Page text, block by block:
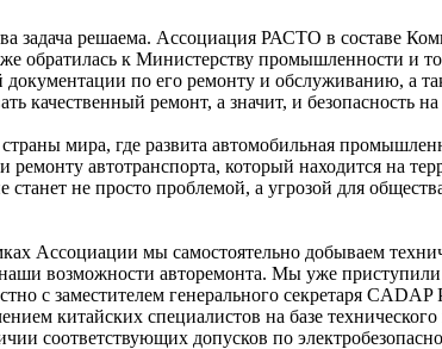
задача решаема. Ассоциация РАСТО в
обратилась к Министерству промышленности и
по его ремонту и обслуживанию, а
качественный ремонт, а значит, и безопасность
мира, где развита автомобильная
автотранспорта, который находится на
не просто проблемой, а угрозой для
Ассоциации мы самостоятельно добываем
возможности авторемонта. Мы уже
с заместителем генерального секретаря
китайских специалистов на базе
соответствующих допусков по